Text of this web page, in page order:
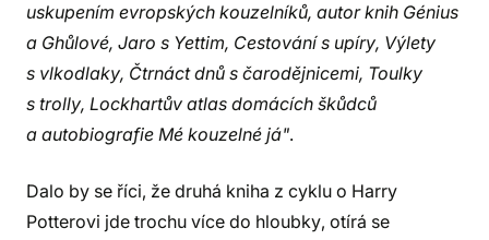
uskupením evropských kouzelníků, autor knih Génius
a Ghůlové, Jaro s Yettim, Cestování s upíry, Výlety
s vlkodlaky, Čtrnáct dnů s čarodějnicemi, Toulky
s trolly, Lockhartův atlas domácích škůdců
a autobiografie Mé kouzelné já".
Dalo by se říci, že druhá kniha z cyklu o Harry
Potterovi jde trochu více do hloubky, otírá se